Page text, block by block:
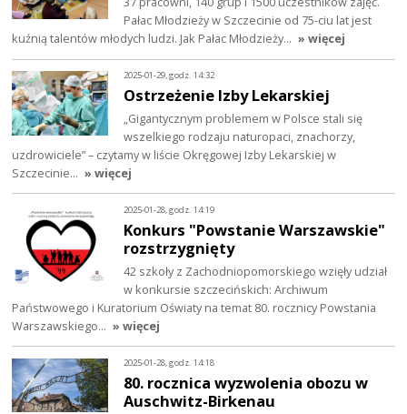
Pałac Młodzieży w Szczecinie od 75-ciu lat jest
kuźnią talentów młodych ludzi. Jak Pałac Młodzieży… » więcej
2025-01-29, godz. 14:32
Ostrzeżenie Izby Lekarskiej
„Gigantycznym problemem w Polsce stali się
wszelkiego rodzaju naturopaci, znachorzy,
uzdrowiciele” – czytamy w liście Okręgowej Izby Lekarskiej w
Szczecinie… » więcej
2025-01-28, godz. 14:19
Konkurs "Powstanie Warszawskie"
rozstrzygnięty
42 szkoły z Zachodniopomorskiego wzięły udział
w konkursie szczecińskich: Archiwum
Państwowego i Kuratorium Oświaty na temat 80. rocznicy Powstania
Warszawskiego… » więcej
2025-01-28, godz. 14:18
80. rocznica wyzwolenia obozu w
Auschwitz-Birkenau